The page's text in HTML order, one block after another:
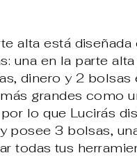
alta está diseñada
una en la parte alta
dinero y 2 bolsas
grandes como
lo que Lucirás
posee 3 bolsas,
todas tus